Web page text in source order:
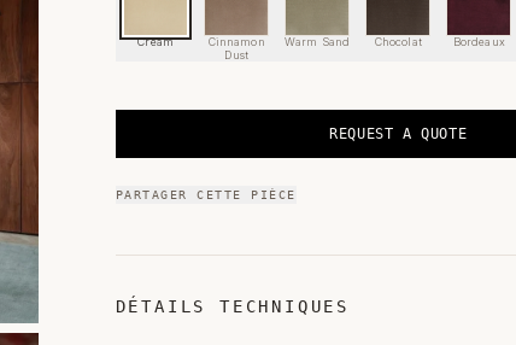
Cream
Cinnamon
Dust
Warm Sand Chocolat Bordeaux
REQUEST A QUOTE
PARTAGER CETTE PIÈCE
DÉTAILS TECHNIQUES